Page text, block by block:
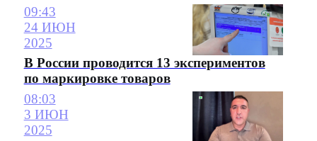
09:43
24 ИЮН
2025
В России проводится 13 экспериментов
по маркировке товаров
08:03
3 ИЮН
2025